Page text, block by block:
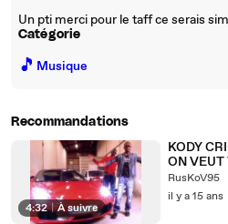
Un pti merci pour le taff ce serais
Catégorie
🎵 Musique
Recommandations
4:32 | À suivre
KODY
ON VEUT
RusKoV95
il y a 15 ans